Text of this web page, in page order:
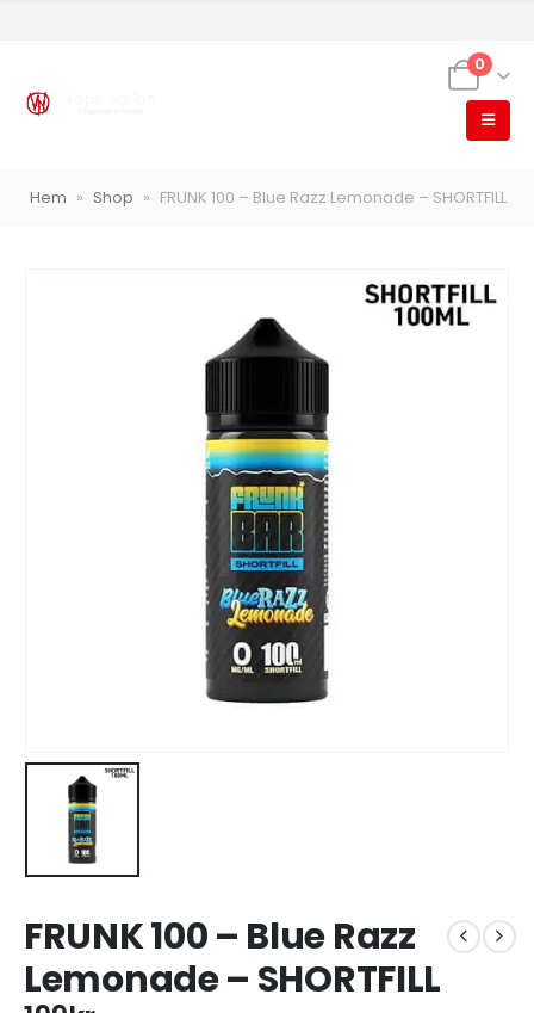
0
Hem » Shop » FRUNK 100 – Blue Razz Lemonade – SHORTFILL
FRUNK 100 – Blue Razz
Lemonade – SHORTFILL
Vapes, e-cigg & vitsnus